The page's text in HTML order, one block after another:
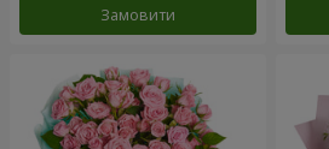
Замовити